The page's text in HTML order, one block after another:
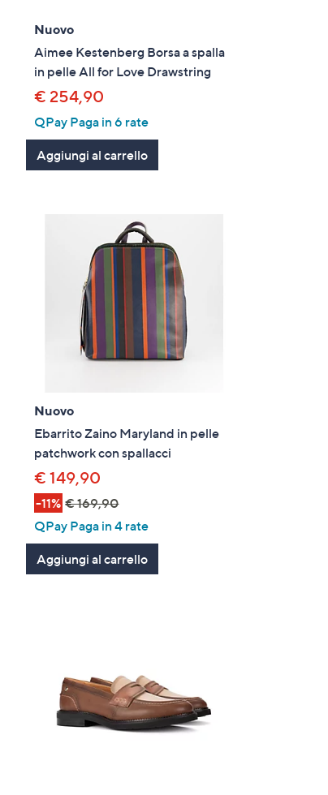
Nuovo
Aimee Kestenberg Borsa a spalla
in pelle All for Love Drawstring
€ 254,90
QPay Paga in 6 rate
Aggiungi al carrello
Nuovo
Ebarrito Zaino Maryland in pelle
patchwork con spallacci
€ 149,90
-11% € 169,90
QPay Paga in 4 rate
Aggiungi al carrello